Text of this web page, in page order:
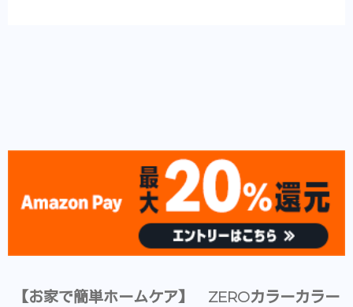
【お家で簡単ホームケア】 ZEROカラーカラー